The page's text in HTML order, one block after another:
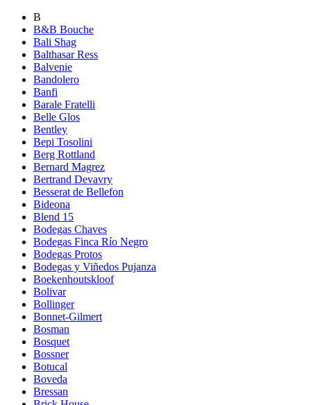
B
B&B Bouche
Bali Shag
Balthasar Ress
Balvenie
Bandolero
Banfi
Barale Fratelli
Belle Glos
Bentley
Bepi Tosolini
Berg Rottland
Bernard Magrez
Bertrand Devavry
Besserat de Bellefon
Bideona
Blend 15
Bodegas Chaves
Bodegas Finca Río Negro
Bodegas Protos
Bodegas y Viñedos Pujanza
Boekenhoutskloof
Bolivar
Bollinger
Bonnet-Gilmert
Bosman
Bosquet
Bossner
Botucal
Boveda
Bressan